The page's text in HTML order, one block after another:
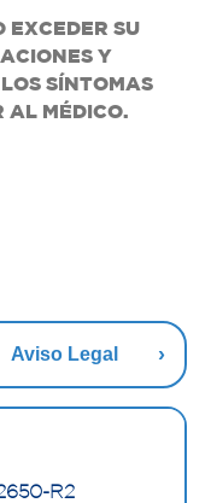
EXCEDER SU
Y
SÍNTOMAS
AL MÉDICO.
Aviso Legal
R2